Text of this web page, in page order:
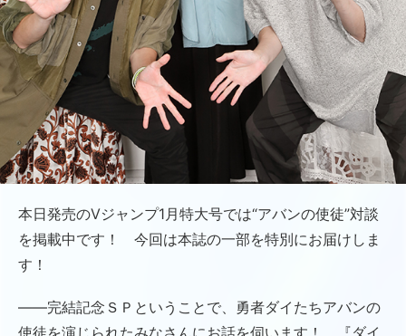
本日発売のVジャンプ1月特大号では“アバンの使徒”対談
を掲載中です！ 今回は本誌の一部を特別にお届けしま
す！
――完結記念ＳＰということで、勇者ダイたちアバンの